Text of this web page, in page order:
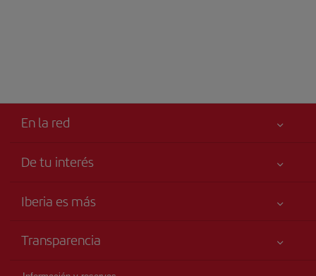
En la red
De tu interés
Tu seguridad es lo primero
Iberia es más
Talento a bordo
Grupo Iberia
Transparencia